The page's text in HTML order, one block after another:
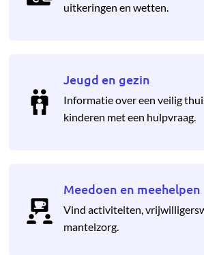
uitkeringen en wetten.
Jeugd en gezin
Informatie over een veilig
kinderen met een hulpvraag.
Meedoen en meehelpen
Vind activiteiten,
mantelzorg.